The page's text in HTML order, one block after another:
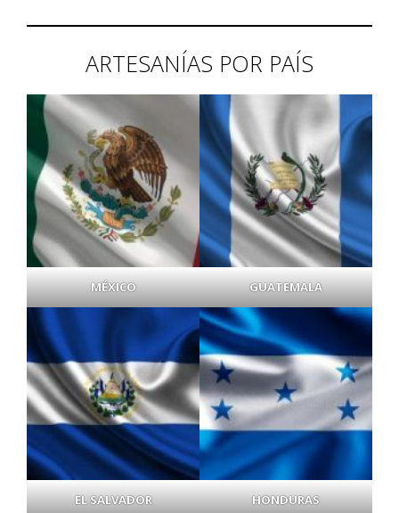
ARTESANÍAS POR PAÍS
MÉXICO GUATEMALA
EL SALVADOR HONDURAS